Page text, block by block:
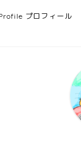
プロフィール